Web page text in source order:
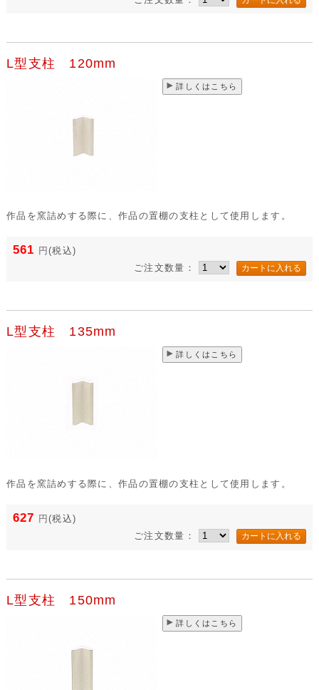
L型支柱 120mm
詳しくはこちら
作品を窯詰めする際に、作品の置棚の支柱として使用します。
561 円 (税込)
ご注文数量：
L型支柱 135mm
詳しくはこちら
作品を窯詰めする際に、作品の置棚の支柱として使用します。
627 円 (税込)
ご注文数量：
L型支柱 150mm
詳しくはこちら